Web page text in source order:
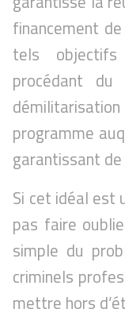
financement
tels objectifs
procédant du
programme
garantissant
Si cet idéal est
pas faire
simple du
criminels
mettre hors